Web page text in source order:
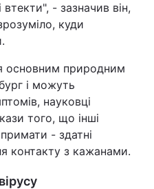
- зазначив він,
куди
основним природним
і можуть
науковці
того, що інші
- здатні
контакту з кажанами.